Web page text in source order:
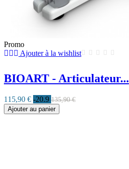
Promo
Ajouter à la wishlist
BIOART - Articulateur...
115,90 € -20.9 135,90 €
Ajouter au panier